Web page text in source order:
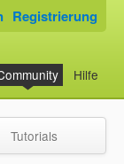
Hilfe
Registrierung
Tutorials